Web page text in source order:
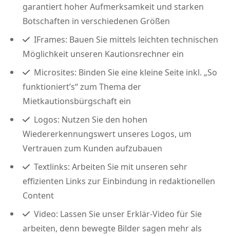
garantiert hoher Aufmerksamkeit und starken
Botschaften in verschiedenen Größen
IFrames: Bauen Sie mittels leichten technischen
Möglichkeit unseren Kautionsrechner ein
Microsites: Binden Sie eine kleine Seite inkl. „So
funktioniert’s“ zum Thema der
Mietkautionsbürgschaft ein
Logos: Nutzen Sie den hohen
Wiedererkennungswert unseres Logos, um
Vertrauen zum Kunden aufzubauen
Textlinks: Arbeiten Sie mit unseren sehr
effizienten Links zur Einbindung in redaktionellen
Content
Video: Lassen Sie unser Erklär-Video für Sie
arbeiten, denn bewegte Bilder sagen mehr als